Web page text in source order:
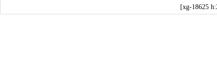
[xg-18625